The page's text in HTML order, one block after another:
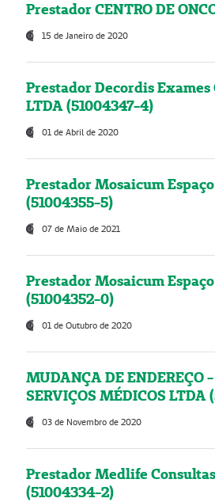
Prestador CENTRO DE
15 de Janeiro de 2020
Prestador Decordis
LTDA (51004347-4)
01 de Abril de 2020
Prestador Mosaicum
(51004355-5)
07 de Maio de 2021
Prestador Mosaicum
(51004352-0)
01 de Outubro de 2020
MUDANÇA DE ENDEREÇO
SERVIÇOS MÉDICOS LTDA
03 de Novembro de 2020
Prestador Medlife
(51004334-2)